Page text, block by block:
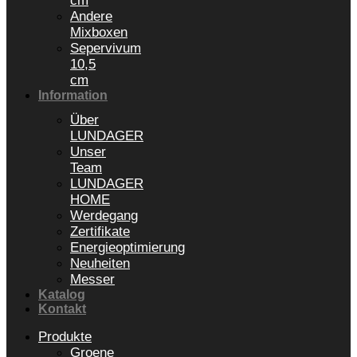
Andere
Mixboxen
Sepervivum
10,5
cm
Information
Über
LUNDAGER
Unser
Team
LUNDAGER
HOME
Werdegang
Zertifikate
Energieoptimierung
Neuheiten
Messer
Katalog
Kontakt
Produkte
Groene